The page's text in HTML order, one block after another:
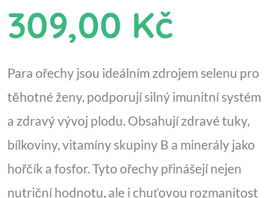
309,00 Kč
Para ořechy jsou ideálním zdrojem selenu pro
těhotné ženy, podporují silný imunitní systém
a zdravý vývoj plodu. Obsahují zdravé tuky,
bílkoviny, vitamíny skupiny B a minerály jako
hořčík a fosfor. Tyto ořechy přinášejí nejen
nutriční hodnotu, ale i chuťovou rozmanitost